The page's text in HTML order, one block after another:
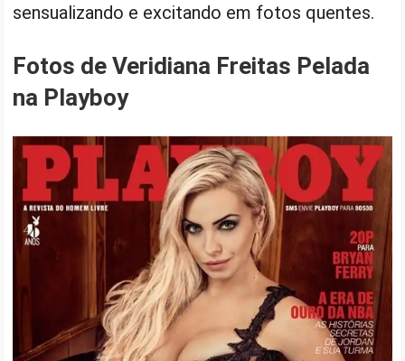
sensualizando e excitando em fotos quentes.
Fotos de Veridiana Freitas Pelada
na Playboy